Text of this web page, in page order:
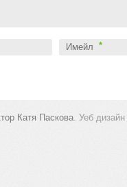
Имейл *
Катя Паскова Уеб